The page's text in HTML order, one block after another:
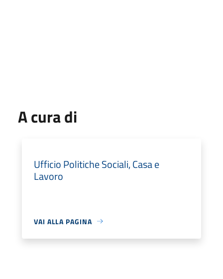
A cura di
Ufficio Politiche Sociali, Casa e
Lavoro
VAI ALLA PAGINA